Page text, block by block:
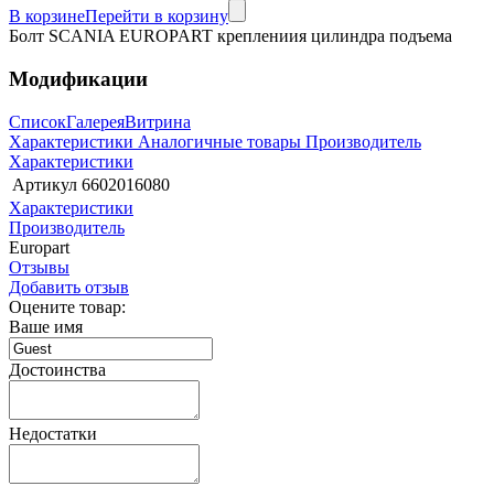
В корзинеПерейти в корзину
Болт SCANIA EUROPART креплениия цилиндра подъема
Модификации
СписокГалереяВитрина
Характеристики Аналогичные товары Производитель
Характеристики
Артикул 6602016080
Характеристики
Производитель
Europart
Отзывы
Добавить отзыв
Оцените товар:
Ваше имя
Достоинства
Недостатки